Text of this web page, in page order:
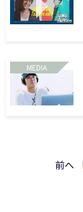
MEDIA
前へ